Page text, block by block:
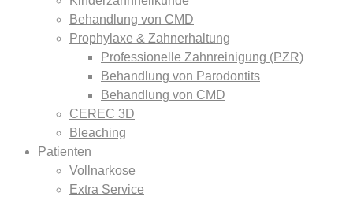
Behandlung von CMD
Prophylaxe & Zahnerhaltung
Professionelle Zahnreinigung (PZR)
Behandlung von Parodontits
Behandlung von CMD
CEREC 3D
Bleaching
Patienten
Vollnarkose
Extra Service